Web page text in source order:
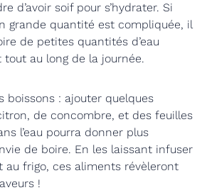
d’avoir soif pour s’hydrater. Si
grande quantité est compliquée, il
de petites quantités d’eau
tout au long de la journée.
boissons : ajouter quelques
de concombre, et des feuilles
l’eau pourra donner plus
de boire. En les laissant infuser
au frigo, ces aliments révèleront
!